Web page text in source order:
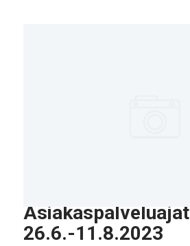
Asiakaspalveluajat
26.6.-11.8.2023